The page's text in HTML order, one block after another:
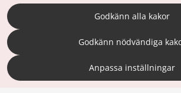
Godkänn alla kakor
Godkänn nödvändiga
Anpassa inställningar